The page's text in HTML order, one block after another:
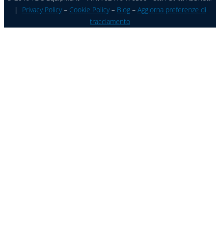
| Privacy Policy– Cookie Policy– Blog– Aggiorna preferenze di
tracciamento